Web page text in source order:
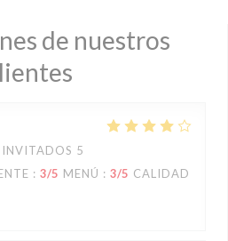
de nuestros
5
: 3/5 MENÚ : 3/5 CALIDAD